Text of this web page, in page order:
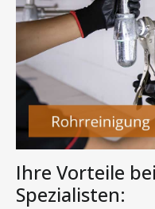
Ihre Vorteile
Spezialisten: